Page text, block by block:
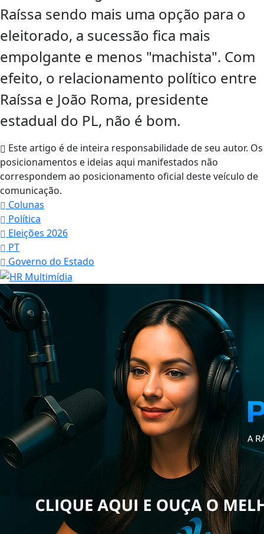
Raíssa sendo mais uma opção para o
eleitorado, a sucessão fica mais
empolgante e menos "machista". Com
efeito, o relacionamento político entre
Raíssa e João Roma, presidente
estadual do PL, não é bom.
Este artigo é de inteira responsabilidade de seu autor. Os
posicionamentos e ideias aqui manifestados não
correspondem ao posicionamento oficial deste veículo de
comunicação.
Colunas
Política
Eleições 2026
PT
Governo do Estado